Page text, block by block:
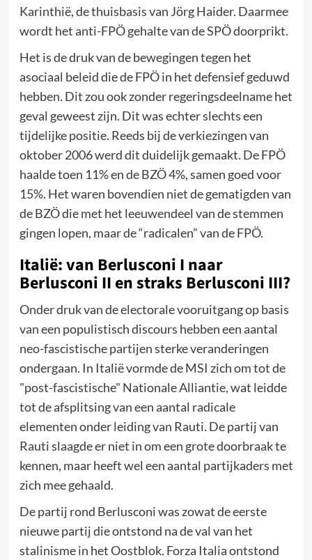
Karinthië, de thuisbasis van Jörg Haider. Daarmee
wordt het anti-FPÖ gehalte van de SPÖ doorprikt.
Het is de druk van de bewegingen tegen het
asociaal beleid die de FPÖ in het defensief geduwd
hebben. Dit zou ook zonder regeringsdeelname het
geval geweest zijn. Dit was echter slechts een
tijdelijke positie. Reeds bij de verkiezingen van
oktober 2006 werd dit duidelijk gemaakt. De FPÖ
haalde toen 11% en de BZÖ 4%, samen goed voor
15%. Het waren bovendien niet de gematigden van
de BZÖ die met het leeuwendeel van de stemmen
gingen lopen, maar de “radicalen” van de FPÖ.
Italië: van Berlusconi I naar
Berlusconi II en straks Berlusconi III?
Onder druk van de electorale vooruitgang op basis
van een populistisch discours hebben een aantal
neo-fascistische partijen sterke veranderingen
ondergaan. In Italië vormde de MSI zich om tot de
"post-fascistische" Nationale Alliantie, wat leidde
tot de afsplitsing van een aantal radicale
elementen onder leiding van Rauti. De partij van
Rauti slaagde er niet in om een grote doorbraak te
kennen, maar heeft wel een aantal partijkaders met
zich mee gehaald.
De partij rond Berlusconi was zowat de eerste
nieuwe partij die ontstond na de val van het
stalinisme in het Oostblok. Forza Italia ontstond